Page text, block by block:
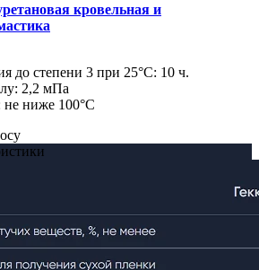
кровельная и
до степени 3 при 25°С: 10 ч.
2,2 мПа
не ниже 100°С